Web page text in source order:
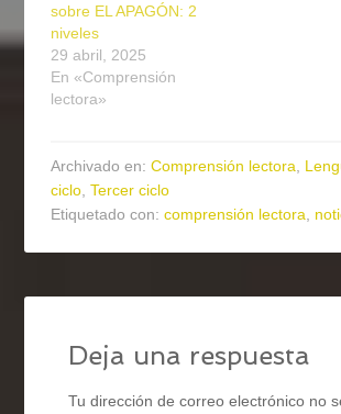
sobre EL APAGÓN: 2
niveles
29 abril, 2025
En «Comprensión
lectora»
Archivado en:Comprensión lectora
ciclo ,Tercer ciclo
Etiquetado con:comprensión lectora
Deja una respuesta
Tu dirección de correo electrónico no